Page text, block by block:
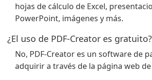
hojas de cálculo de Excel,
PowerPoint, imágenes y más.
¿El uso de PDF-Creator es gratuito?
No, PDF-Creator es un software de
adquirir a través de la página web de